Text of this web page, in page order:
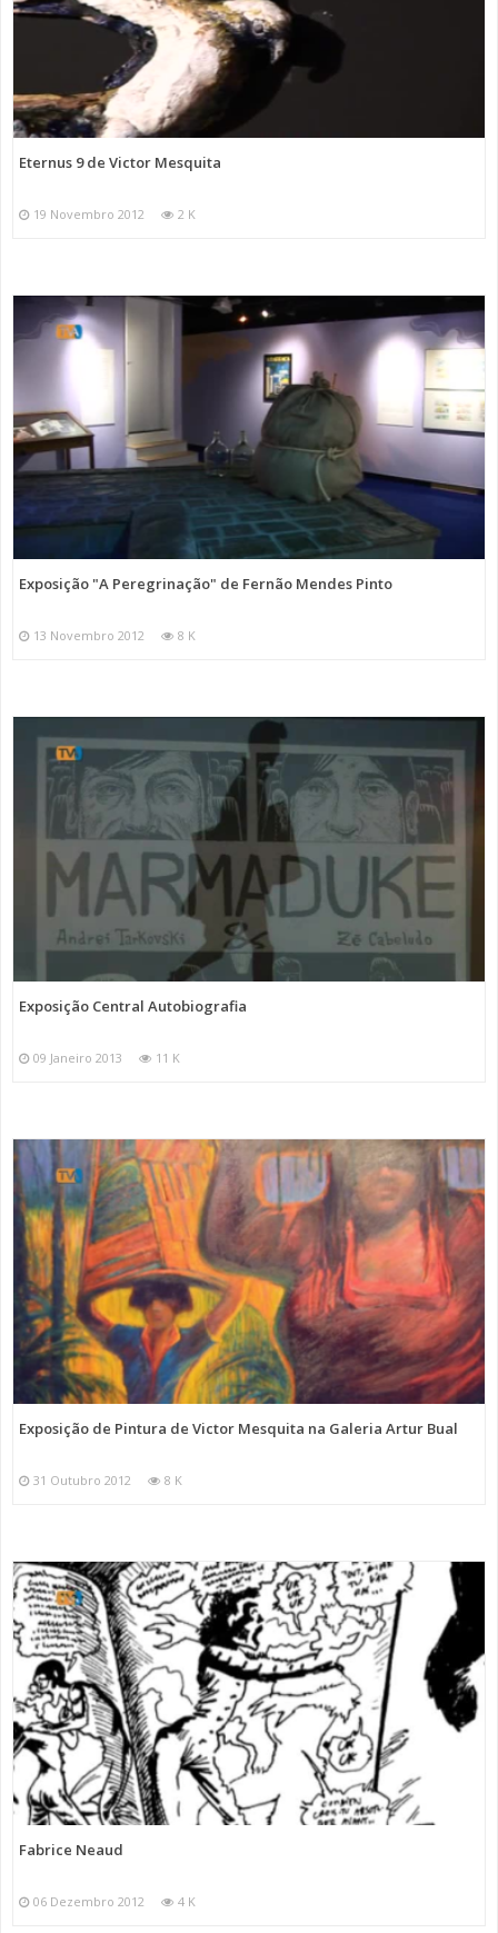
Eternus 9 de Victor Mesquita
19 Novembro 2012 2 K
Exposição "A Peregrinação" de Fernão Mendes Pinto
13 Novembro 2012 8 K
Exposição Central Autobiografia
09 Janeiro 2013 11 K
Exposição de Pintura de Victor Mesquita na Galeria Artur Bual
31 Outubro 2012 8 K
Fabrice Neaud
06 Dezembro 2012 4 K